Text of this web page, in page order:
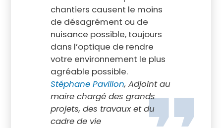
chantiers causent le moins
de désagrément ou de
nuisance possible, toujours
dans l’optique de rendre
votre environnement le plus
agréable possible.
Stéphane Pavillon, Adjoint au
maire chargé des grands
projets, des travaux et du
cadre de vie